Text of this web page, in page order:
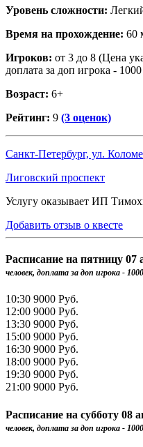
Уровень сложности:
Время на прохождение: 60
Игроков: от 3 до 8 (Цена
доплата за доп игрока -
Возраст: 6+
Рейтинг: 9 (3 оценок)
Санкт-Петербург, ул.
Лиговский проспект
Услугу оказывает ИП
Добавить отзыв о квесте
Расписание на пятницу 07
человек, доплата за доп игрока -
10:30 9000 Руб.
12:00 9000 Руб.
13:30 9000 Руб.
15:00 9000 Руб.
16:30 9000 Руб.
18:00 9000 Руб.
19:30 9000 Руб.
21:00 9000 Руб.
Расписание на субботу 08
человек, доплата за доп игрока -